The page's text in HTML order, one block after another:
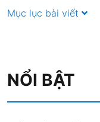
Mục lục bài viết
NỔI BẬT